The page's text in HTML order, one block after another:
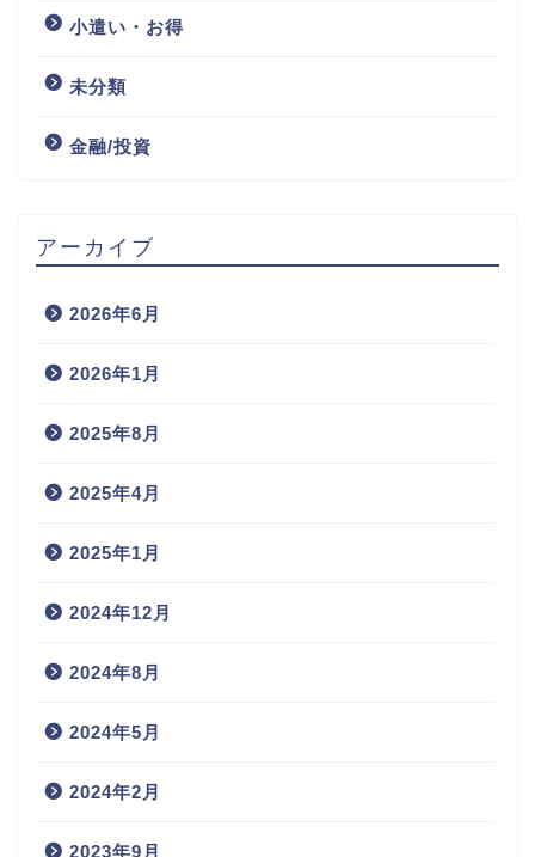
小遣い・お得
未分類
金融/投資
アーカイブ
2026年6月
2026年1月
2025年8月
2025年4月
2025年1月
2024年12月
2024年8月
2024年5月
2024年2月
2023年9月